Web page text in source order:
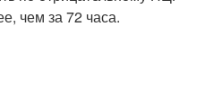
чем за 72 часа.